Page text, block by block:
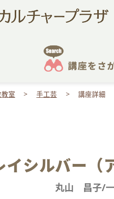
室 手工芸 講座詳細
イシルバー（
丸山 昌子/一